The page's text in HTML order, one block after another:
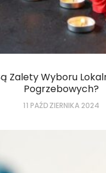
Zalety Wyboru
Pogrzebowych?
11 PAŹDZIERNIKA 2024